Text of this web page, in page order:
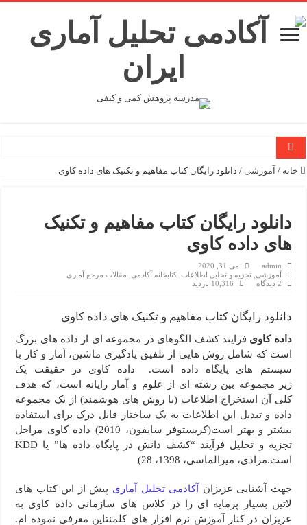
هر آنچه باید درباره نگارش عنوان مقاله علمی بدانید (راهنمای جامع + چک‌لیست)
راهنمای جامع منابع سرچ علمی برای پژوهشگران
پژوهشگر برجسته چه ویژگی‌هایی دارد؟ مرور ۶ بعد شایستگی
سرقت ادبی در مقاله چیست؟ راهنمای کامل پیشگیری و بازنویسی علمی
نوشتن چکیده استاندارد برای ژورنال‌های Q1 | اصول، نمونه و چک‌لیست ۲۵ گزینه‌ای
چرا هوش مصنوعی نمی‌تواند دانش اصیل تولید کند؟ واکاوی محدودیت‌های
روش تحقیق فراترکیب؛ چرا ژورنال‌های Q1 دیگر داده‌های تکراری نمی‌خواهند؟
کد چیست؟ ماهیت، تاریخ و معنای کد در پژوهش کیفی
فراترکیب چیست؟ راهنمای جامع و گام به گام روش تحقیق فراترکیب (Meta-Synthesis)
داور ۱ در مقابل داور ۲: نبرد خاموشی که سرنوشت مقاله شما را تعیین می‌کند
تفاوت پیوست و ضمیمه (Appendix vs Annex) در نگارش و چاپ مقالات علمی
خانه / آموزشی / دانلود رایگان کتاب مفاهیم و تکنیک های داده کاوی
دانلود رایگان کتاب مفاهیم و تکنیک
های داده کاوی
admin
می 31, 2020
آموزشی ,تجزیه و تحلیل اطلاعات ,کتابخانه آکادمی
مقالات مرجع آماری
2 دیدگاه
10,316 بازدید
دانلود رایگان کتاب مفاهیم و تکنیک های داده کاوی
داده کاوی فرایند کشف الگوهای در مجموعه ای از داده های بزرگ
است که شامل روش هایی از تلفیق یادگیری ماشین، آمار و کار با
سیستم های پایگاه داده است.
داده کاوی در حقیقت یک
زیر مجموعه بین رشته ای از علوم و آمار رایانه است، که هدف
کلی آن استخراج اطلاعات (با روش های هوشمند) از یک مجموعه
داده و تبدیل این اطلاعات به یک ساختار قابل درک برای استفاده
بیشتر و بهتر است(کریستوفر سایفون، 2010)
داده کاوی مراحل
تجزیه و تحلیل فرآیند “کشف دانش در پایگاه داده ها” یا KDD
است.مرادی، میرالماسی، 1398، 28)
جهت آشنایی عزیزان آکادمی تحلیل آماری پیش از این کتاب های
لاتین بسیار پرمایه ای را در کلاس های سازمانی داده کاوی به
عزیزان در کنار آموزش نرم افزار های کلمنتاین معرفی نموده ام.